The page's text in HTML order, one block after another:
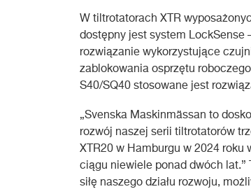
W tiltrotatorach XTR
dostępny jest system LockSense
rozwiązanie wykorzystujące
zablokowania osprzętu
S40/SQ40 stosowane jest
„Svenska Maskinmässan to
rozwój naszej serii tiltrotatorów
XTR20 w Hamburgu w 2024
ciągu niewiele ponad dwóch
siłę naszego działu rozwoju,